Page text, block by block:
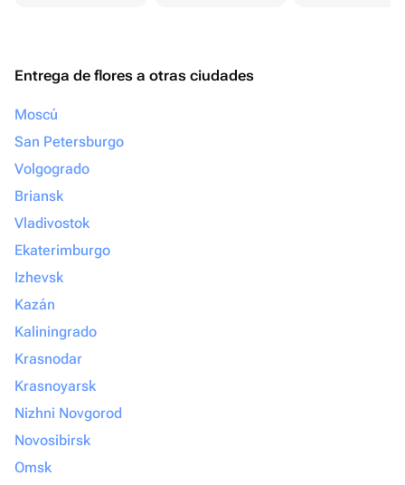
Entrega de flores a otras ciudades
Moscú
San Petersburgo
Volgogrado
Briansk
Vladivostok
Ekaterimburgo
Izhevsk
Kazán
Kaliningrado
Krasnodar
Krasnoyarsk
Nizhni Novgorod
Novosibirsk
Omsk